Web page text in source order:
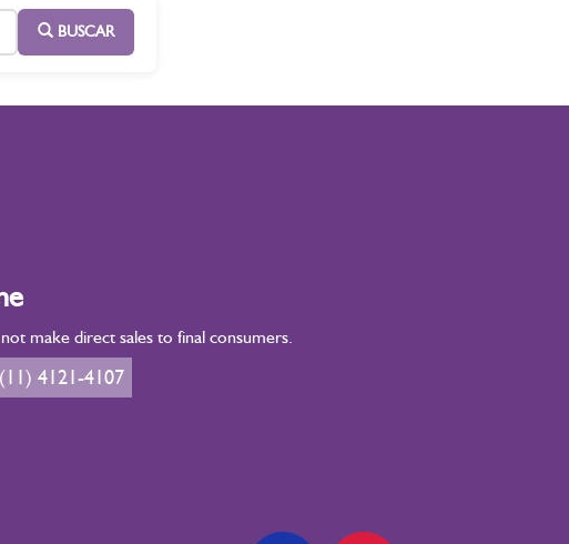
BUSCAR
make direct sales to final consumers.
4121-4107